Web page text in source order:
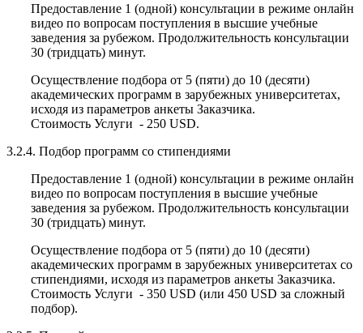
Предоставление 1 (одной) консультации в режиме онлайн
видео по вопросам поступления в высшие учебные
заведения за рубежом. Продолжительность консультации
30 (тридцать) минут.
Осуществление подбора от 5 (пяти) до 10 (десяти)
академических программ в зарубежных университетах,
исходя из параметров анкеты Заказчика.
Стоимость Услуги - 250 USD.
3.2.4. Подбор программ со стипендиями
Предоставление 1 (одной) консультации в режиме онлайн
видео по вопросам поступления в высшие учебные
заведения за рубежом. Продолжительность консультации
30 (тридцать) минут.
Осуществление подбора от 5 (пяти) до 10 (десяти)
академических программ в зарубежных университетах со
стипендиями, исходя из параметров анкеты Заказчика.
Стоимость Услуги - 350 USD (или 450 USD за сложный
подбор).